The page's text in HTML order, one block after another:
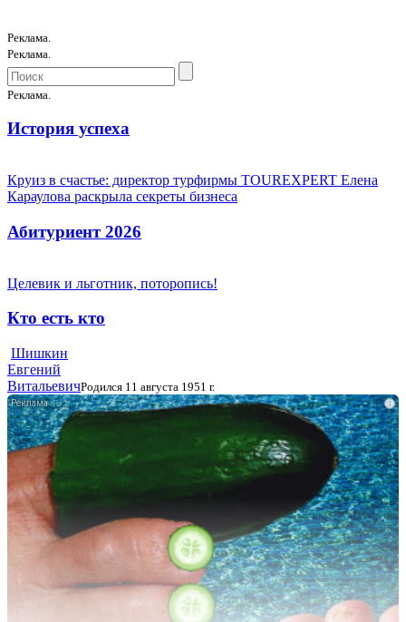
Реклама.
Реклама.
Реклама.
История успеха
Круиз в счастье: директор турфирмы TOUREXPERT Елена
Караулова раскрыла секреты бизнеса
Абитуриент 2026
Целевик и льготник, поторопись!
Кто есть кто
Шишкин
Евгений
ВитальевичРодился 11 августа 1951 г.
i